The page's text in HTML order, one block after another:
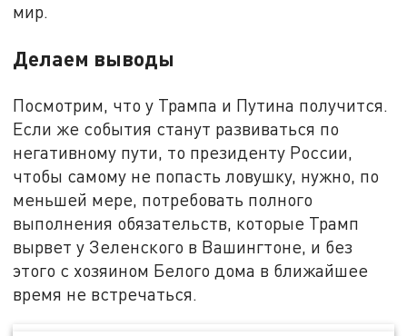
мир.
Делаем выводы
Посмотрим, что у Трампа и Путина получится.
Если же события станут развиваться по
негативному пути, то президенту России,
чтобы самому не попасть ловушку, нужно, по
меньшей мере, потребовать полного
выполнения обязательств, которые Трамп
вырвет у Зеленского в Вашингтоне, и без
этого с хозяином Белого дома в ближайшее
время не встречаться.